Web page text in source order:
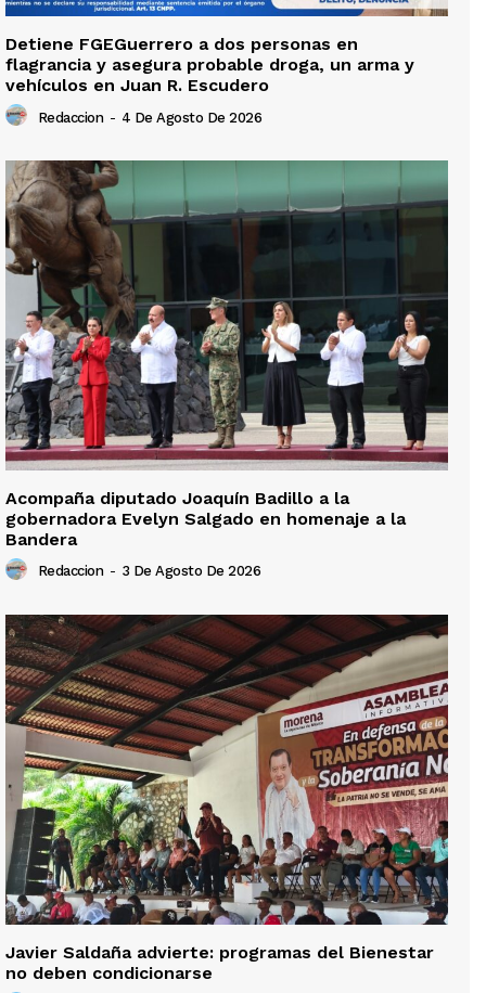
Detiene FGEGuerrero a dos personas en
flagrancia y asegura probable droga, un arma y
vehículos en Juan R. Escudero
Redaccion - 4 De Agosto De 2026
Acompaña diputado Joaquín Badillo a la
gobernadora Evelyn Salgado en homenaje a la
Bandera
Redaccion - 3 De Agosto De 2026
Javier Saldaña advierte: programas del Bienestar
no deben condicionarse